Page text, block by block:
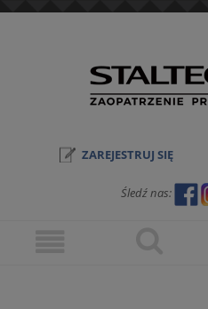
ZAREJESTRUJ SIĘ
Śledź nas: